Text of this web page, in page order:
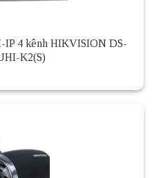
4 kênh HIKVISION DS-
K2(S)